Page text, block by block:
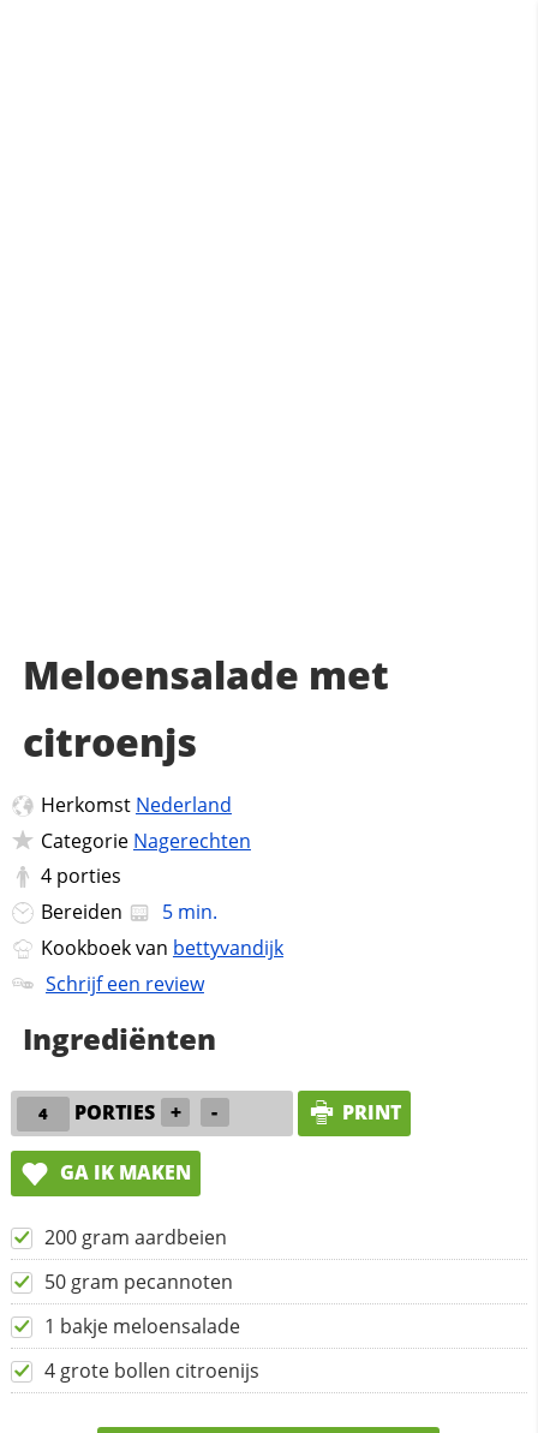
Meloensalade met
citroenjs
Herkomst Nederland
Categorie Nagerechten
4 porties
Bereiden
5 min.
Kookboek van bettyvandijk
Schrijf een review
Ingrediënten
PORTIES + - PRINT
GA IK MAKEN
200 gram aardbeien
50 gram pecannoten
1 bakje meloensalade
4 grote bollen citroenijs